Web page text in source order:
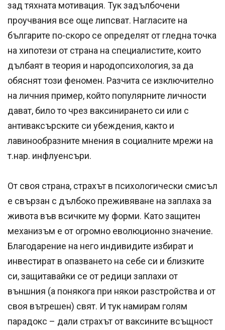
зад тяхната мотивация. Тук задълбочени
проучвания все още липсват. Нагласите на
българите по-скоро се определят от гледна точка
на хипотези от страна на специалистите, които
дълбаят в теория и народопсихология, за да
обяснят този феномен. Разчита се изключително
на личния пример, който популярните личности
дават, било то чрез ваксинирането си или с
антиваксърските си убеждения, както и
лавинообразните мнения в социалните мрежи на
т.нар. инфлуенсъри.
От своя страна, страхът в психологически смисъл
е свързан с дълбоко преживяване на заплаха за
живота във всичките му форми. Като защитен
механизъм е от огромно еволюционно значение.
Благодарение на него индивидите избират и
инвестират в опазването на себе си и близките
си, защитавайки се от редици заплахи от
външния (а понякога при някои разстройства и от
своя вътрешен) свят. И тук намирам голям
парадокс – дали страхът от ваксините всъщност